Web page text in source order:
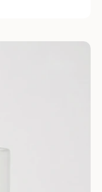
szczegóły